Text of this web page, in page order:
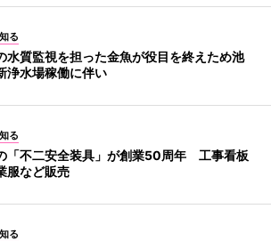
る
水質監視を担った金魚が役目を終えため池
水場稼働に伴い
る
「不二安全装具」が創業50周年 工事看板
服など販売
る